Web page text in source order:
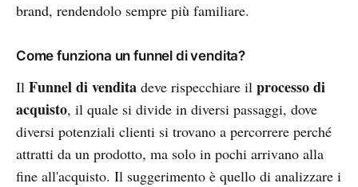
brand, rendendolo sempre più familiare.
Come funziona un funnel di vendita?
Il Funnel di vendita deve rispecchiare il processo di
acquisto, il quale si divide in diversi passaggi, dove
diversi potenziali clienti si trovano a percorrere perché
attratti da un prodotto, ma solo in pochi arrivano alla
fine all'acquisto. Il suggerimento è quello di analizzare i